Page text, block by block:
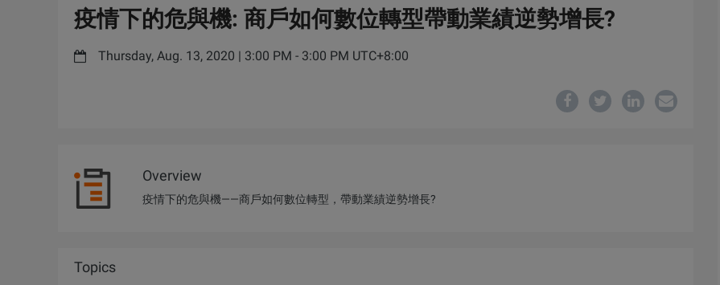
疫情下的危與機: 商戶如何數位轉型帶動業績逆勢增長?
Thursday, Aug. 13, 2020 | 3:00 PM - 3:00 PM UTC+8:00
Overview
疫情下的危與機——商戶如何數位轉型，帶動業績逆勢增長?
Topics